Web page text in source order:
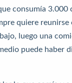
consumía 3.000
quiere reunirse
luego una
puede haber